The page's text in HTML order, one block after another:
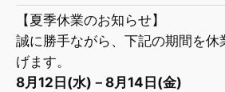
【夏季休業のお知らせ】
誠に勝手ながら、下記の期間を
げます。
8月12日(水)－8月14日(金)